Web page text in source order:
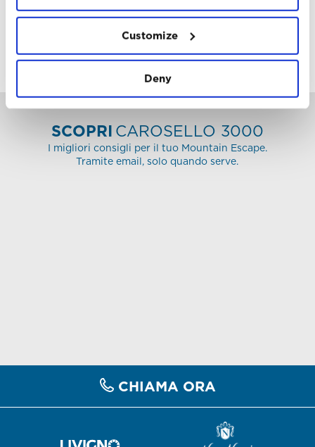
Customize
Deny
FOLLOWUS
SCOPRICAROSELLO 3000
I migliori consigli per il tuo Mountain Escape.
Tramite email, solo quando serve.
CHIAMA ORA